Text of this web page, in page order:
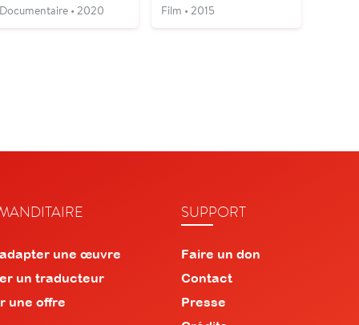
• 2020 Film • 2015
une œuvre
un traducteur
une offre
SUPPORT
Faire un don
Contact
Presse